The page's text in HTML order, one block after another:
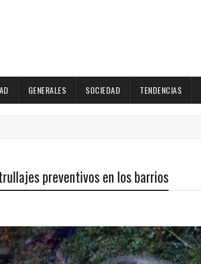
GENERALES SOCIEDAD TENDENCIAS
preventivos en los barrios